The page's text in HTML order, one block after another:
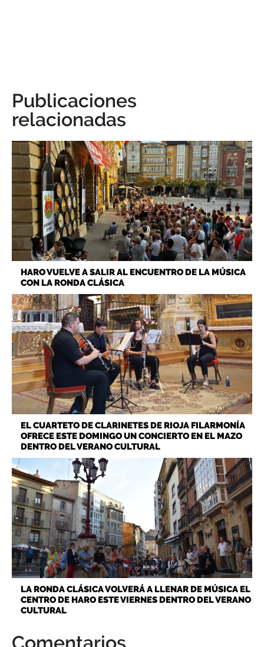
Publicaciones
relacionadas
HARO VUELVE A SALIR AL ENCUENTRO DE LA MÚSICA
CON LA RONDA CLÁSICA
EL CUARTETO DE CLARINETES DE RIOJA FILARMONÍA
OFRECE ESTE DOMINGO UN CONCIERTO EN EL MAZO
DENTRO DEL VERANO CULTURAL
LA RONDA CLÁSICA VOLVERÁ A LLENAR DE MÚSICA EL
CENTRO DE HARO ESTE VIERNES DENTRO DEL VERANO
CULTURAL
Comentarios